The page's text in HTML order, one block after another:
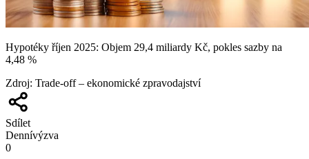
Hypotéky říjen 2025: Objem 29,4 miliardy Kč, pokles sazby na
4,48 %
Zdroj: Trade-off – ekonomické zpravodajství
Sdílet
Dennívýzva
0